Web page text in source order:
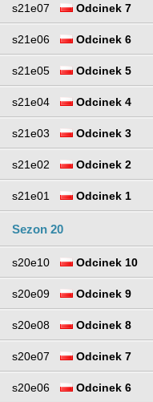
s21e07 Odcinek 7
s21e06 Odcinek 6
s21e05 Odcinek 5
s21e04 Odcinek 4
s21e03 Odcinek 3
s21e02 Odcinek 2
s21e01 Odcinek 1
Sezon 20
s20e10 Odcinek 10
s20e09 Odcinek 9
s20e08 Odcinek 8
s20e07 Odcinek 7
s20e06 Odcinek 6